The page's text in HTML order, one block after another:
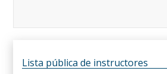
Lista pública de instructores